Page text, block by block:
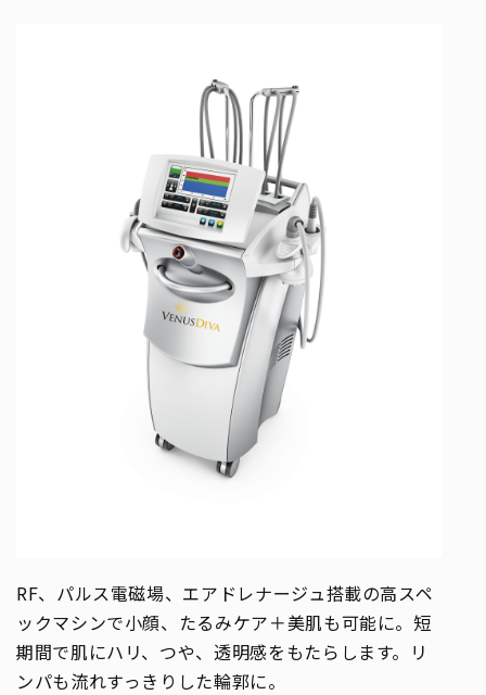
RF、パルス電磁場、エアドレナージュ搭載の高スペ
ックマシンで小顔、たるみケア＋美肌も可能に。短
期間で肌にハリ、つや、透明感をもたらします。リ
ンパも流れすっきりした輪郭に。